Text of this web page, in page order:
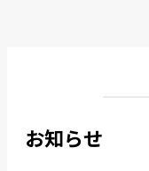
お知らせ